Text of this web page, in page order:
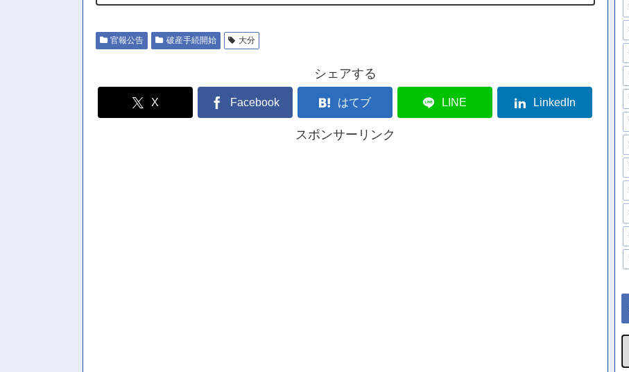
官報公告 破産手続開始 大分
シェアする
X Facebook はてブ LINE LinkedIn
スポンサーリンク